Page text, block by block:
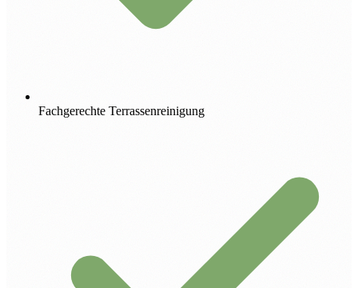
Fachgerechte Terrassenreinigung